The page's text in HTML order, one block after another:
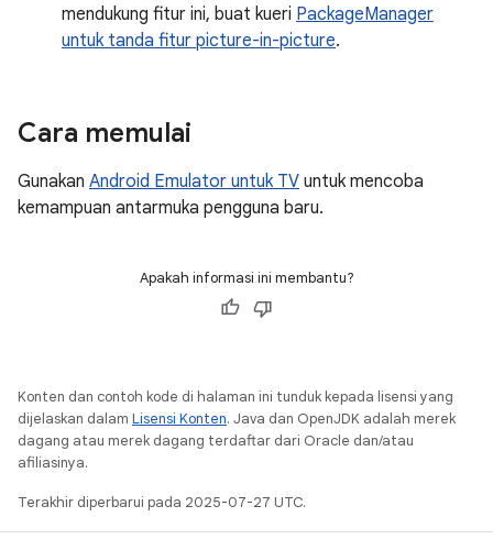
mendukung fitur ini, buat kueri PackageManager
untuk tanda fitur picture-in-picture.
Cara memulai
Gunakan Android Emulator untuk TV untuk mencoba
kemampuan antarmuka pengguna baru.
Apakah informasi ini membantu?
Konten dan contoh kode di halaman ini tunduk kepada lisensi yang
dijelaskan dalam Lisensi Konten. Java dan OpenJDK adalah merek
dagang atau merek dagang terdaftar dari Oracle dan/atau
afiliasinya.
Terakhir diperbarui pada 2025-07-27 UTC.